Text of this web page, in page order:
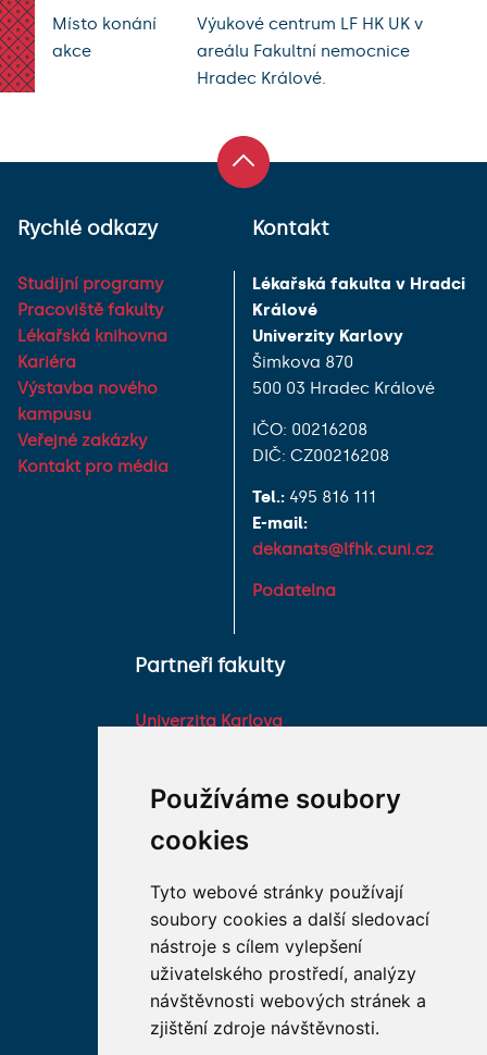
Používáme soubory
cookies
Tyto webové stránky používají
soubory cookies a další sledovací
nástroje s cílem vylepšení
uživatelského prostředí, analýzy
návštěvnosti webových stránek a
zjištění zdroje návštěvnosti.
Místo konání
akce
Výukové centrum LF HK UK v
areálu Fakultní nemocnice
Hradec Králové.
Rychlé odkazy
Studijní programy
Pracoviště fakulty
Lékařská knihovna
Kariéra
Výstavba nového
kampusu
Veřejné zakázky
Kontakt pro média
Kontakt
Lékařská fakulta v Hradci
Králové
Univerzity Karlovy
Šimkova 870
500 03 Hradec Králové
IČO: 00216208
DIČ: CZ00216208
Tel.: 495 816 111
E-mail:
dekanats@lfhk.cuni.cz
Podatelna
Partneři fakulty
Univerzita Karlova
Farmaceutická fakulta v
Hradci Králové Univerzity
Karlovy
Univerzity Obrany
Studentské spolky na LF
Asociace děkanů
lékařských fakult ČR